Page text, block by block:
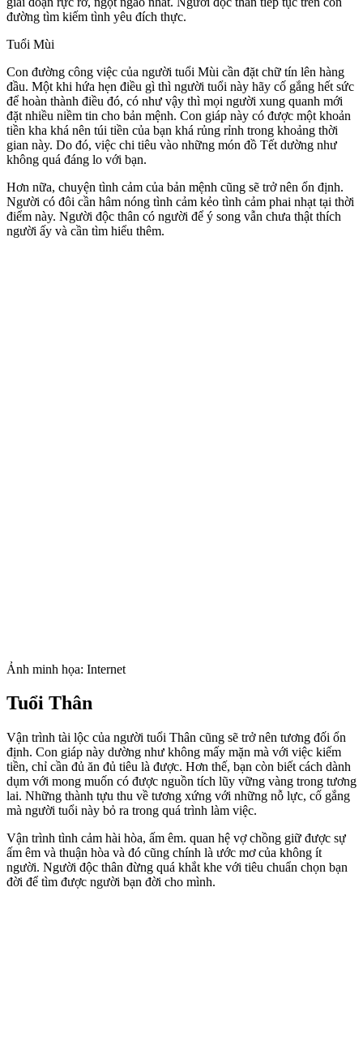
đường tìm kiếm tình yêu đích thực.
Tuổi Mùi
Con đường công việc của người tuổi Mùi cần đặt chữ tín lên hàng
đầu. Một khi hứa hẹn điều gì thì người tuổi này hãy cố gắng hết sức
để hoàn thành điều đó, có như vậy thì mọi người xung quanh mới
đặt nhiều niềm tin cho bản mệnh. Con giáp này có được một khoản
tiền kha khá nên túi tiền của bạn khá rủng rỉnh trong khoảng thời
gian này. Do đó, việc chi tiêu vào những món đồ Tết dường như
không quá đáng lo với bạn.
Hơn nữa, chu‌yện tìn‌h cảm của bản mệnh cũng sẽ trở nên ổn định.
Người có đôi cần hâm nóng tình cảm kẻo tình cảm phai nhạt tại thời
điểm này. Người độc thân có người để ý song vẫn chưa thật thích
người ấy và cần tìm hiểu thêm.
Ảnh minh họa: Internet
Tuổi Thân
Vận trình tài lộc của người tuổi Thân cũng sẽ trở nên tương đối ổn
định. Con giáp này dường như không mấy mặn mà với việc kiếm
tiền, chỉ cần đủ ăn đủ tiêu là được. Hơn thế, bạn còn biết cách dành
dụm với mong muốn có được nguồn tích lũy vững vàng trong tương
lai. Những thành tựu thu về tương xứng với những nỗ lực, cố gắng
mà người tuổi này bỏ ra trong quá trình làm việc.
Vận trình tình cảm hài hòa, ấm êm. quan hệ vợ chồng giữ được sự
ấm êm và thuận hòa và đó cũng chính là ước mơ của không ít
người. Người độc thân đừng quá khắt khe với tiêu chuẩn chọn bạn
đời để tìm được người bạn đời cho mình.